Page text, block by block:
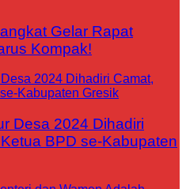
Gelar Rapat
Kompak!
Desa 2024 Dihadiri
BPD se-Kabupaten